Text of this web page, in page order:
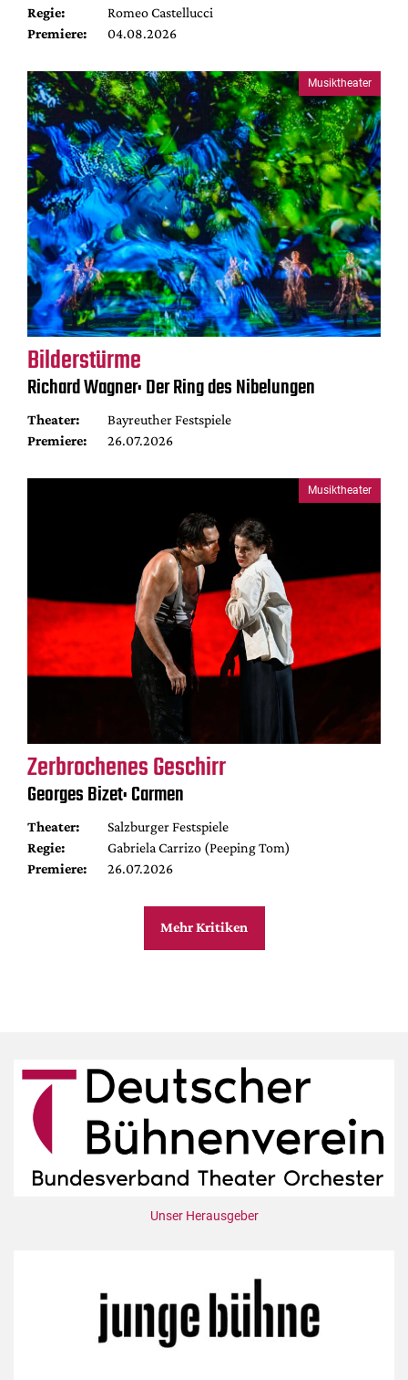
Regie:
Romeo Castellucci
Premiere:
04.08.2026
Musiktheater
Bilderstürme
Richard Wagner: Der Ring des Nibelungen
Theater:
Bayreuther Festspiele
Premiere:
26.07.2026
Musiktheater
Zerbrochenes Geschirr
Georges Bizet: Carmen
Theater:
Salzburger Festspiele
Regie:
Gabriela Carrizo (Peeping Tom)
Premiere:
26.07.2026
Mehr Kritiken
Unser Herausgeber